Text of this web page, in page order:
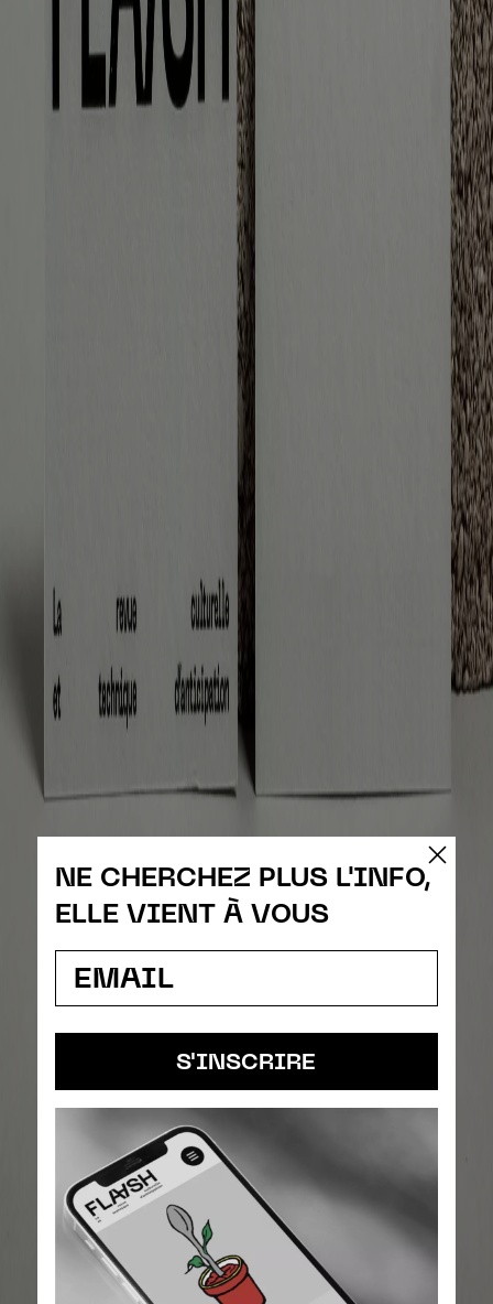
NE CHERCHEZ PLUS L'INFO,
ELLE VIENT À VOUS
S'INSCRIRE
Actualités